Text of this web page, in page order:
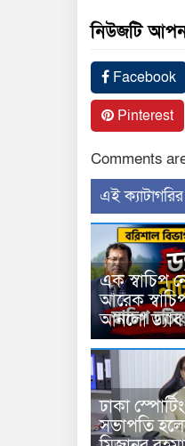
নিউজটি
Facebook
Pinterest
Comments
‍এই
এক স্বাচিপ
আরেক
আনলো
ঢাকা
সভাপতি